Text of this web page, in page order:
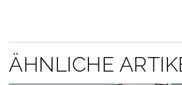
ÄHNLICHE